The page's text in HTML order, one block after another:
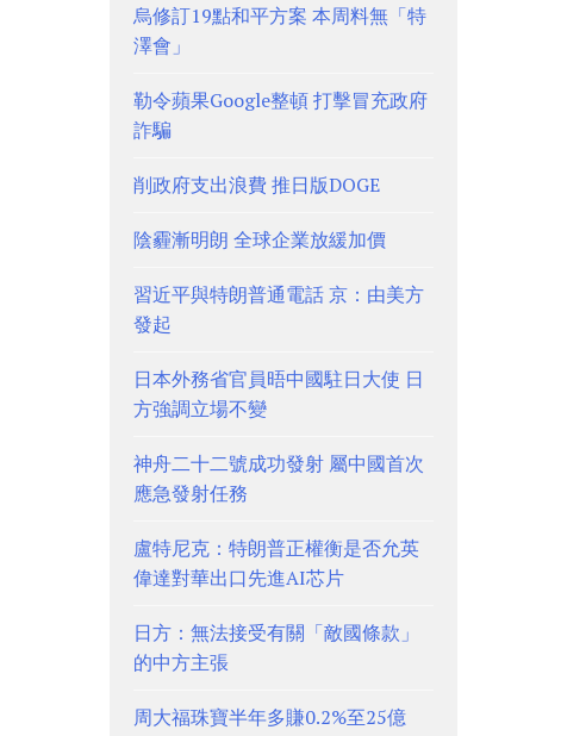
烏修訂19點和平方案 本周料無「特
澤會」
勒令蘋果Google整頓 打擊冒充政府
詐騙
削政府支出浪費 推日版DOGE
陰霾漸明朗 全球企業放緩加價
習近平與特朗普通電話 京：由美方
發起
日本外務省官員晤中國駐日大使 日
方強調立場不變
神舟二十二號成功發射 屬中國首次
應急發射任務
盧特尼克：特朗普正權衡是否允英
偉達對華出口先進AI芯片
日方：無法接受有關「敵國條款」
的中方主張
周大福珠寶半年多賺0.2%至25億